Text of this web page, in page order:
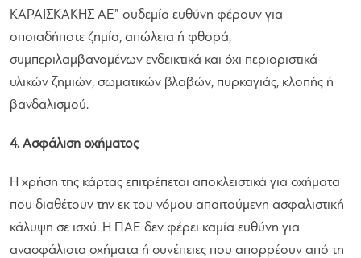
ΚΑΡΑΙΣΚΑΚΗΣ ΑΕ” ουδεμία ευθύνη φέρουν για
οποιαδήποτε ζημία, απώλεια ή φθορά,
συμπεριλαμβανομένων ενδεικτικά και όχι περιοριστικά
υλικών ζημιών, σωματικών βλαβών, πυρκαγιάς, κλοπής ή
βανδαλισμού.
4. Ασφάλιση οχήματος
Η χρήση της κάρτας επιτρέπεται αποκλειστικά για οχήματα
που διαθέτουν την εκ του νόμου απαιτούμενη ασφαλιστική
κάλυψη σε ισχύ. Η ΠΑΕ δεν φέρει καμία ευθύνη για
ανασφάλιστα οχήματα ή συνέπειες που απορρέουν από τη